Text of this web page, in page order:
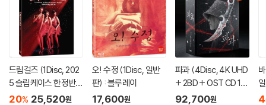
드림걸즈 (1Disc, 202
5 슬립케이스 한정반 B
D) : 블루레이
20% 25,520원
오! 수정 (1Disc, 일반
판) : 블루레이
17,600원
파과 (4Disc, 4K UHD
+ 2BD + OST CD 15
00장 한정 스틸북 한정
92,700원